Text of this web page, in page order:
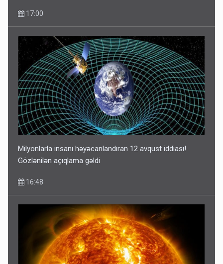
17:00
Milyonlarla insanı həyəcanlandıran 12 avqust iddiası!
Gözlənilən açıqlama gəldi
16:48